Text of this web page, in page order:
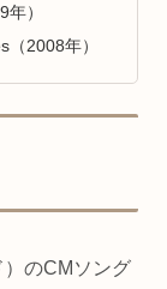
）
2008年）
）のCMソング